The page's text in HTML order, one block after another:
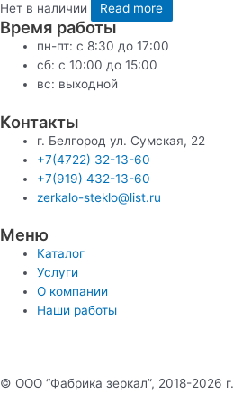
Нет в наличии
Read more
Время работы
пн-пт: с 8:30 до 17:00
сб: c 10:00 до 15:00
вс: выходной
Контакты
г. Белгород ул. Сумская, 22
+7(4722) 32-13-60
+7(919) 432-13-60
zerkalo-steklo@list.ru
Меню
Каталог
Услуги
О компании
Наши работы
© ООО “Фабрика зеркал”, 2018-2026 г.